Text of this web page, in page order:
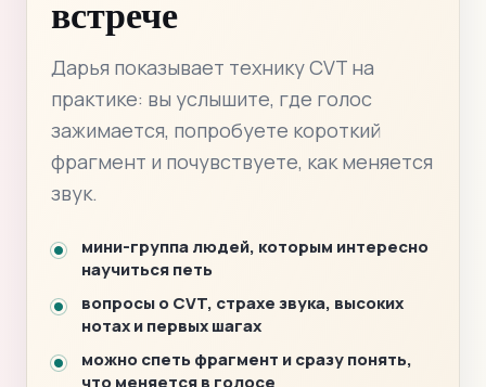
встрече
Дарья показывает технику CVT на
практике: вы услышите, где голос
зажимается, попробуете короткий
фрагмент и почувствуете, как меняется
звук.
мини-группа людей, которым интересно
научиться петь
вопросы о CVT, страхе звука, высоких
нотах и первых шагах
можно спеть фрагмент и сразу понять,
что меняется в голосе